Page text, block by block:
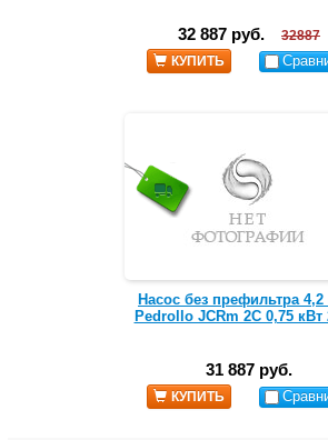
32 887 руб.
32887
КУПИТЬ
Насос без префильтра
Pedrollo JCRm 2C 0,75 кВт
31 887 руб.
КУПИТЬ